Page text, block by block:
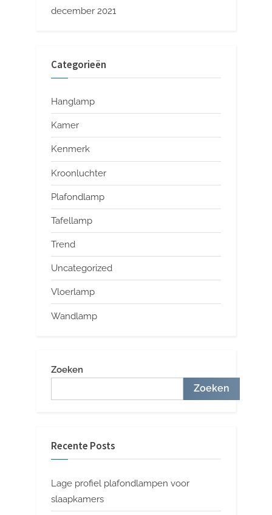
december 2021
Categorieën
Hanglamp
Kamer
Kenmerk
Kroonluchter
Plafondlamp
Tafellamp
Trend
Uncategorized
Vloerlamp
Wandlamp
Zoeken
Zoeken
Recente Posts
Lage profiel plafondlampen voor
slaapkamers